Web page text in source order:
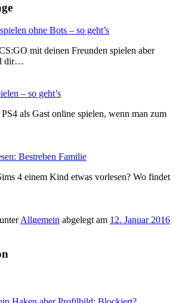
ohne Bots – so geht’s
mit deinen Freunden spielen aber
dir…
– so geht’s
als Gast online spielen, wenn man zum
Bestreben Familie
4 einem Kind etwas vorlesen? Wo findet
Allgemein abgelegt am 12. Januar 2016